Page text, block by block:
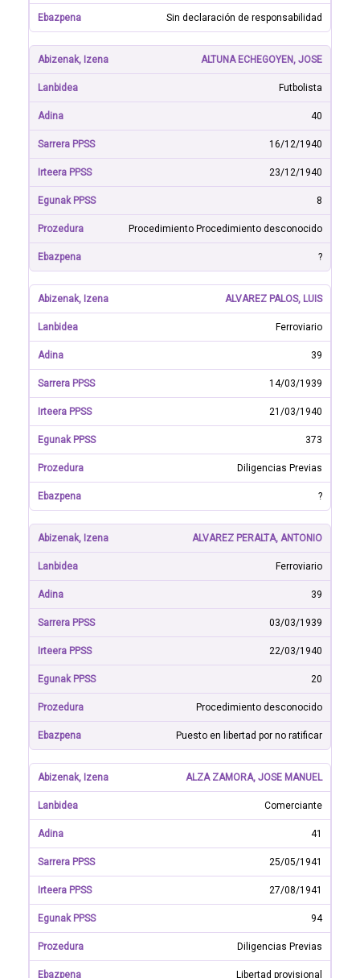
Sin declaración de responsabilidad
ALTUNA ECHEGOYEN, JOSE
Futbolista
40
16/12/1940
23/12/1940
8
Procedimiento Procedimiento desconocido
?
ALVAREZ PALOS, LUIS
Ferroviario
39
14/03/1939
21/03/1940
373
Diligencias Previas
?
ALVAREZ PERALTA, ANTONIO
Ferroviario
39
03/03/1939
22/03/1940
20
Procedimiento desconocido
Puesto en libertad por no ratificar
ALZA ZAMORA, JOSE MANUEL
Comerciante
41
25/05/1941
27/08/1941
94
Diligencias Previas
Libertad provisional